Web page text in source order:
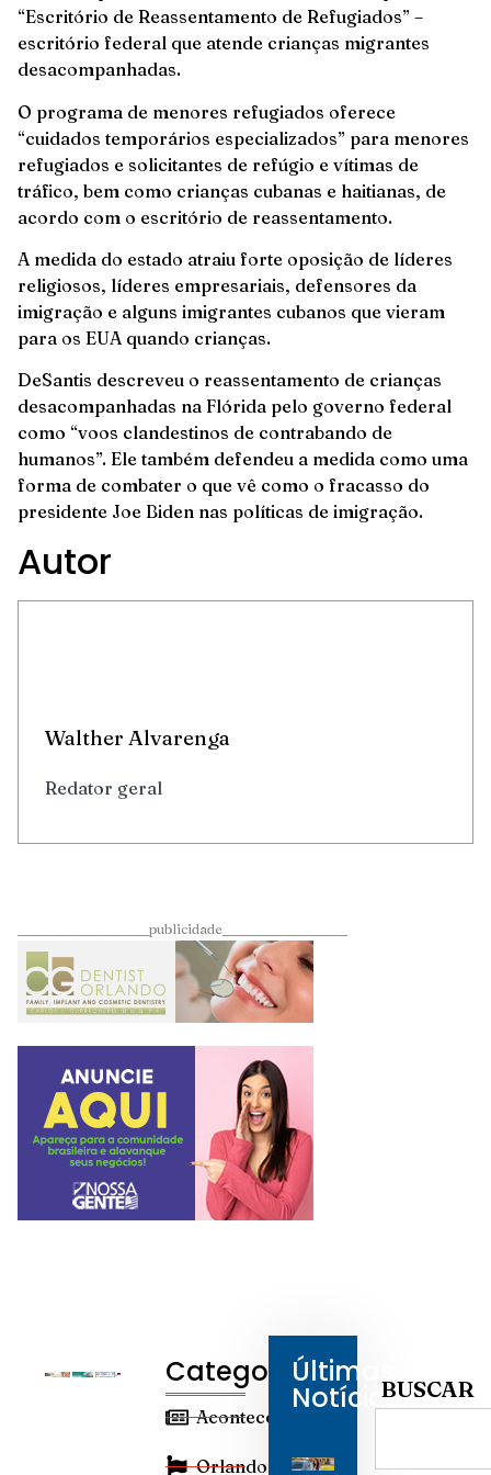
“Escritório de Reassentamento de Refugiados” –
escritório federal que atende crianças migrantes
desacompanhadas.
O programa de menores refugiados oferece
“cuidados temporários especializados” para menores
refugiados e solicitantes de refúgio e vítimas de
tráfico, bem como crianças cubanas e haitianas, de
acordo com o escritório de reassentamento.
A medida do estado atraiu forte oposição de líderes
religiosos, líderes empresariais, defensores da
imigração e alguns imigrantes cubanos que vieram
para os EUA quando crianças.
DeSantis descreveu o reassentamento de crianças
desacompanhadas na Flórida pelo governo federal
como “voos clandestinos de contrabando de
humanos”. Ele também defendeu a medida como uma
forma de combater o que vê como o fracasso do
presidente Joe Biden nas políticas de imigração.
Autor
Walther Alvarenga
Redator geral
____________________publicidade___________________
Categorias
Aconteceu
Orlando
Últimas
NotíciasBUSCAR